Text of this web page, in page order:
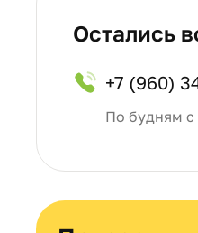
Остались
+7 (960)
По будням с